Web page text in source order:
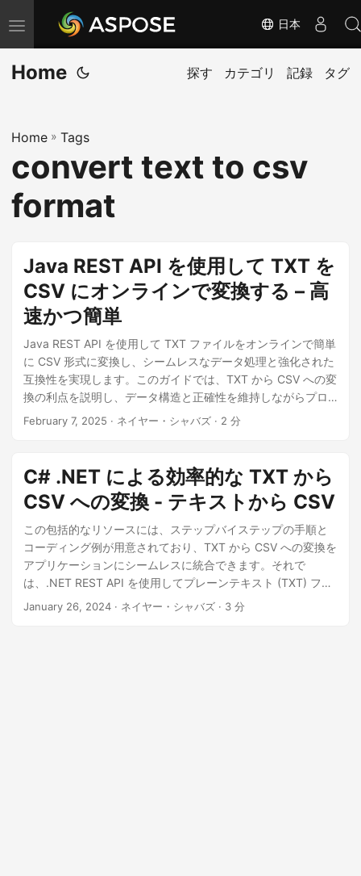
ナ
ビ
ゲ
ョ
ン
切
え
日本
Home 探す カテゴリ 記録 タグ
Home » Tags
convert text to csv
format
Java REST API を使用して TXT を
CSV にオンラインで変換する – 高
速かつ簡単
Java REST API を使用して TXT ファイルをオンラインで簡単
に CSV 形式に変換し、シームレスなデータ処理と強化された
互換性を実現します。このガイドでは、TXT から CSV への変
換の利点を説明し、データ構造と正確性を維持しながらプロ
セスを効率的に自動化する方法を説明します。
February 7, 2025 · ネイヤー・シャバズ · 2 分
C# .NET による効率的な TXT から
CSV への変換 - テキストから CSV
この包括的なリソースには、ステップバイステップの手順と
コーディング例が用意されており、TXT から CSV への変換を
アプリケーションにシームレスに統合できます。それで
は、.NET REST API を使用してプレーンテキスト (TXT) ファ
イルを CSV に効率的に変換する手順を説明しながら、データ
January 26, 2024 · ネイヤー・シャバズ · 3 分